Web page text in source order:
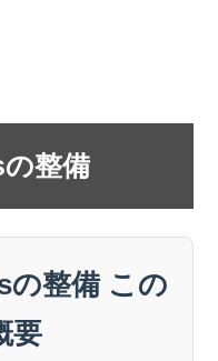
整備
の整備 この
要